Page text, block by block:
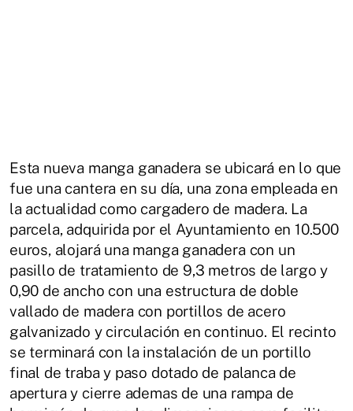
Esta nueva manga ganadera se ubicará en lo que
fue una cantera en su día, una zona empleada en
la actualidad como cargadero de madera. La
parcela, adquirida por el Ayuntamiento en 10.500
euros, alojará una manga ganadera con un
pasillo de tratamiento de 9,3 metros de largo y
0,90 de ancho con una estructura de doble
vallado de madera con portillos de acero
galvanizado y circulación en continuo. El recinto
se terminará con la instalación de un portillo
final de traba y paso dotado de palanca de
apertura y cierre ademas de una rampa de